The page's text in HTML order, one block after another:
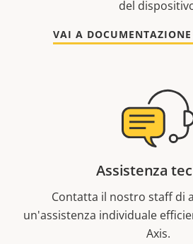
del
VAI A DOCUMENTAZIONE
Assistenza
Contatta il nostro staff di
un'assistenza individuale
Axis.